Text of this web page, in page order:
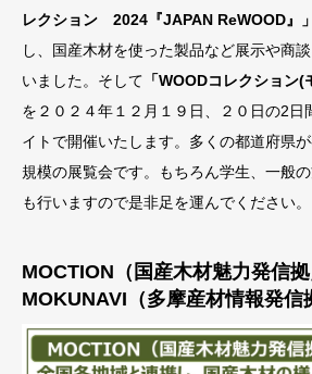
レクション 2024『JAPAN ReWOOD』」
し、国産木材を使った製品など展示や商
いました。そして 「WOODコレクション
を２０２４年１２月１９日、２０日の2日
イトで開催いたします。多くの都道府県
規模の展覧会です。もちろん学生、一般
も行いますので是非足を運んでください。
MOCTION（国産木材魅力発信
MOKUNAVI（多摩産材情報発信